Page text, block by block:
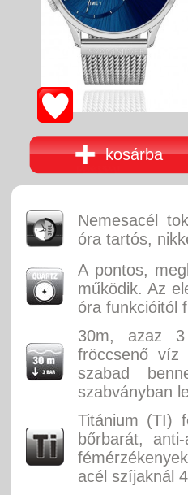
kosárba
Nemesacél
óra tartós,
A pontos,
működik. Az
óra funkcióitól
30m, azaz
fröccsenő víz
szabad
szabványban
Titánium (TI)
bőrbarát,
acél szíjaknál